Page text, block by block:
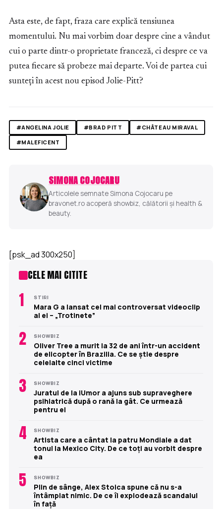
Asta este, de fapt, fraza care explică tensiunea
momentului. Nu mai vorbim doar despre cine a vândut
cui o parte dintr-o proprietate franceză, ci despre ce va
putea fiecare să probeze mai departe. Voi de partea cui
sunteți în acest nou episod Jolie-Pitt?
#ANGELINA JOLIE #BRAD PITT
#CHÂTEAU MIRAVAL
#MALEFICENT
SIMONA COJOCARU
Articolele semnate Simona Cojocaru pe
bravonet.ro acoperă showbiz, călătorii și health &
beauty.
[psk_ad 300x250]
CELE MAI CITITE
1 STIRI
Mara G a lansat cel mai controversat videoclip
al ei – „Trotinete”
2 SHOWBIZ
Oliver Tree a murit la 32 de ani într-un accident
de elicopter în Brazilia. Ce se știe despre
celelalte cinci victime
3 SHOWBIZ
Juratul de la iUmor a ajuns sub supraveghere
psihiatrică după o rană la gât. Ce urmează
pentru el
4 SHOWBIZ
Artista care a cântat la patru Mondiale a dat
tonul la Mexico City. De ce toți au vorbit despre
ea
5 SHOWBIZ
Plin de sânge, Alex Stoica spune că nu s-a
întâmplat nimic. De ce îi explodează scandalul
în față